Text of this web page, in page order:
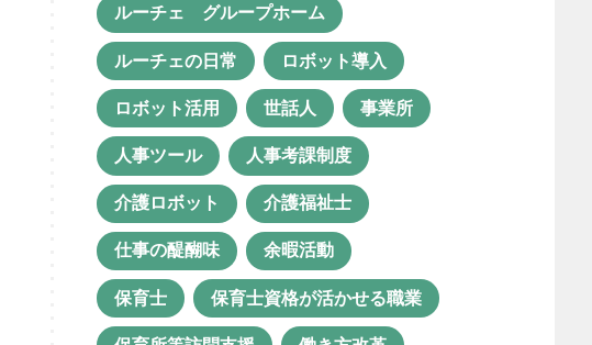
コロナ禍 サービス担当者会議
システム化 セカンドライフ
ソーシャルワーク実習
チーム支援 プロジェクト
ポコ・ア・ポコ ユニポス
リハビリテーション
リファラル採用
ルーチェ グループホーム
ルーチェの日常 ロボット導入
ロボット活用 世話人 事業所
人事ツール 人事考課制度
介護ロボット 介護福祉士
仕事の醍醐味 余暇活動
保育士 保育士資格が活かせる職業